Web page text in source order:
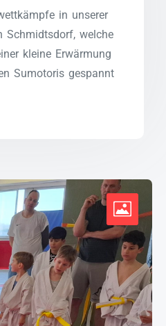
in unserer
Schmidtsdorf, welche
kleine Erwärmung
Sumotoris gespannt